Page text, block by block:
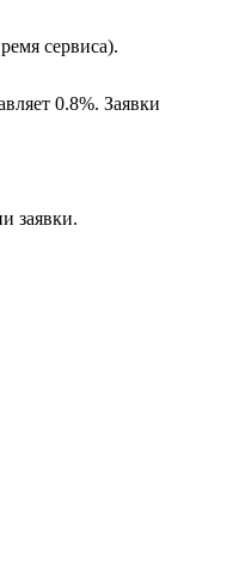
сервиса).
0.8%. Заявки
заявки.